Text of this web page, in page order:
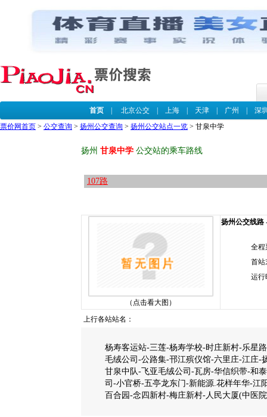
首页| 北京公交| 上海| 天津| 广州
深
票价网首页 > 公交查询 > 扬州公交查询 > 扬州公交站点一览 > 甘泉中学
扬州 甘泉中学 公交站的乘车路线
107路
（点击看大图）
扬州公交线路
全程
首站
运行
上行各站站名：
杨寿客运站-三莲-杨寿学校-时庄新村-乐星
毛绒公司-公路集-邗江殡仪馆-六里庄-江庄-
甘泉中队-飞亚毛绒公司-瓦房-华信织带-和
司-小官桥-五亭龙东门-新能源.花样年华-江
百合园-念四新村-梅庄新村-人民大厦(中医